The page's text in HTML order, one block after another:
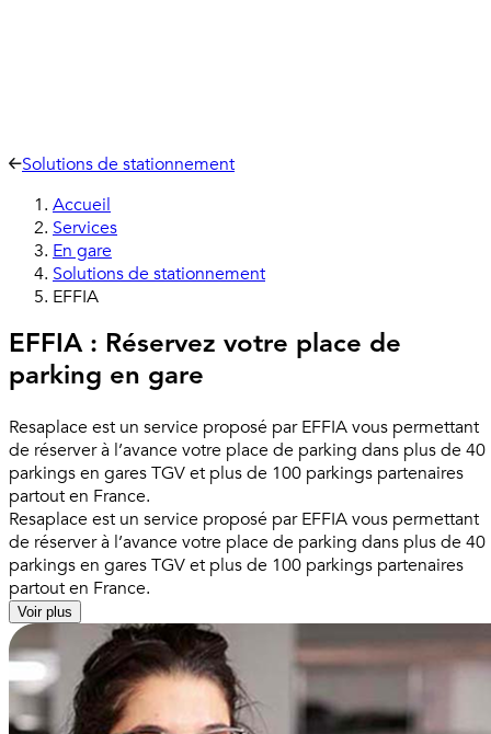
Solutions de stationnement
Accueil
Services
En gare
Solutions de stationnement
EFFIA
EFFIA : Réservez votre place de
parking en gare
Resaplace est un service proposé par EFFIA vous permettant
de réserver à l’avance votre place de parking dans plus de 40
parkings en gares TGV et plus de 100 parkings partenaires
partout en France.
Resaplace est un service proposé par EFFIA vous permettant
de réserver à l’avance votre place de parking dans plus de 40
parkings en gares TGV et plus de 100 parkings partenaires
partout en France.
Voir plus